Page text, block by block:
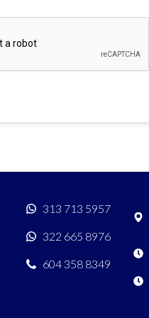
313 713 5957
322 665 8976
604 358 8349